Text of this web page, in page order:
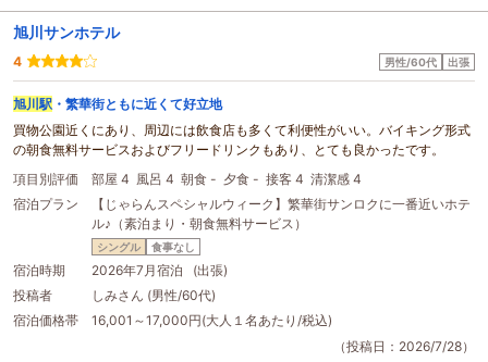
料理は、一般的な料理の他、北海道らしい料理もあり、滞在日数が短くて食べ
られなかった料理も、こちらで頂けるかも知れません。
2年連続で旭川の滞在はこちらでしたが、3度目も、こちらを利用させていただ
きたいと思える宿です。
旭川サンホテル
4 男性/60代 出張
旭川駅 ・繁華街ともに近くて好立地
買物公園近くにあり、周辺には飲食店も多くて利便性がいい。バイキング形式
の朝食無料サービスおよびフリードリンクもあり、とても良かったです。
項目別評価
部屋 4 風呂 4 朝食 - 夕食 - 接客 4 清潔感 4
宿泊プラン
【じゃらんスペシャルウィーク】繁華街サンロクに一番近いホテ
ル♪（素泊まり・朝食無料サービス）
シングル 食事なし
宿泊時期
2026年7月宿泊 (出張)
投稿者
しみさん (男性/60代)
宿泊価格帯
16,001～17,000円(大人１名あたり/税込)
（投稿日：2026/7/28）